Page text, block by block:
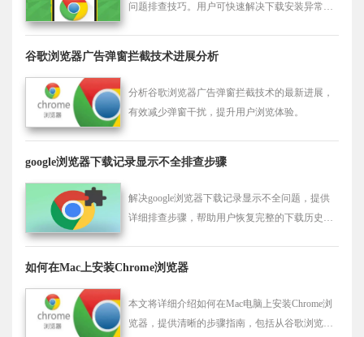
问题排查技巧。用户可快速解决下载安装异常，
谷歌浏览器广告弹窗拦截技术进展分析
分析谷歌浏览器广告弹窗拦截技术的最新进展，
有效减少弹窗干扰，提升用户浏览体验。
google浏览器下载记录显示不全排查步骤
解决google浏览器下载记录显示不全问题，提供
详细排查步骤，帮助用户恢复完整的下载历史查
如何在Mac上安装Chrome浏览器
本文将详细介绍如何在Mac电脑上安装Chrome浏
览器，提供清晰的步骤指南，包括从谷歌浏览器